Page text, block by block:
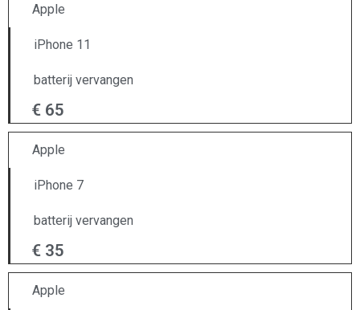
Apple
iPhone 11
batterij vervangen
€ 65
Apple
iPhone 7
batterij vervangen
€ 35
Apple